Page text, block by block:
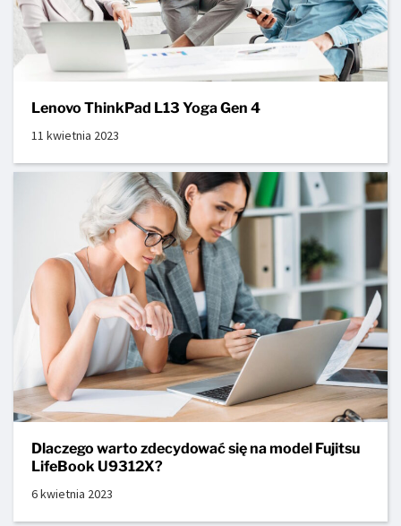
Lenovo ThinkPad L13 Yoga Gen 4
11 kwietnia 2023
Dlaczego warto zdecydować się na model Fujitsu
LifeBook U9312X?
6 kwietnia 2023